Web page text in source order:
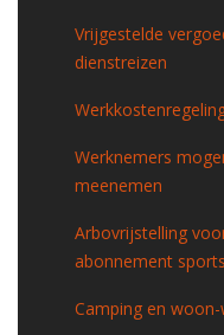
Vrijgestelde
dienstreizen
Werknemers
meenemen
Arbovrijstelling
abonnement
Camping en